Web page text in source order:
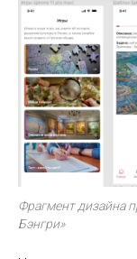
Фрагмент дизайна
Бэнгри»